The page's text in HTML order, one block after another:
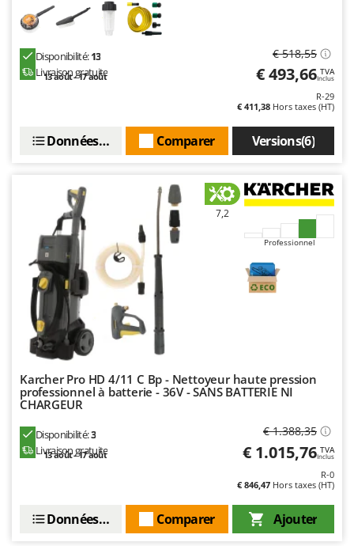
Oliviero
OMA
Omas
Ooni
Oriental Koshin
Palazzetti
Palumbo Pavi
Partisani
Paterlini
Philips
Pramac
R
R.G.V.
Rato
Reber
Resto Italia
Disponibilité:13
Livraison gratuite
13 août - 17 août
€ 518,55
€ 493,66 TVA
Inclus
R-29
€ 411,38 Hors taxes (HT)
Versions(6)
Comparer
Données techniques
7,2
Professionnel
Karcher Pro HD 4/11 C Bp - Nettoyeur haute pression
professionnel à batterie - 36V - SANS BATTERIE NI
CHARGEUR
Disponibilité:3
Livraison gratuite
13 août - 17 août
€ 1.388,35
€ 1.015,76 TVA
Inclus
R-0
€ 846,47 Hors taxes (HT)
Ajouter
Comparer
Données techniques